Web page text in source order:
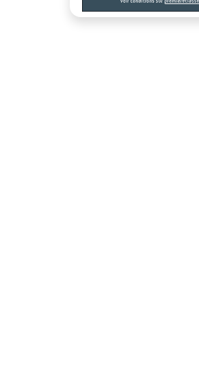
Stores électriques